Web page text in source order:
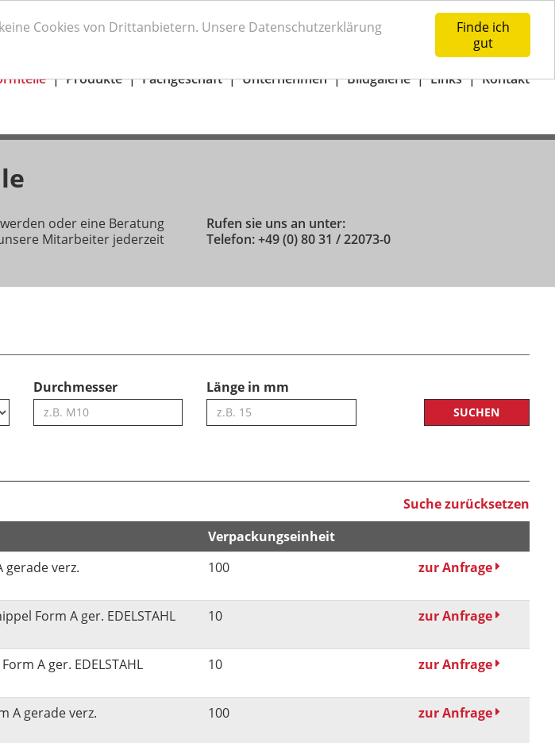
Finde ich
gut
Cookies von Drittanbietern. Unsere Datenschutzerklärung
Anfrage-Warenkorb
Produkte Fachgeschäft Unternehmen Bildgalerie Links Kontakt
oder eine Beratung
Mitarbeiter jederzeit
Rufen sie uns an unter:
Telefon: +49 (0) 80 31 / 22073-0
Durchmesser Länge in mm
Suche zurücksetzen
Verpackungseinheit
gerade verz. 100 zur Anfrage
Form A ger. EDELSTAHL 10 zur Anfrage
A ger. EDELSTAHL 10 zur Anfrage
A gerade verz. 100 zur Anfrage